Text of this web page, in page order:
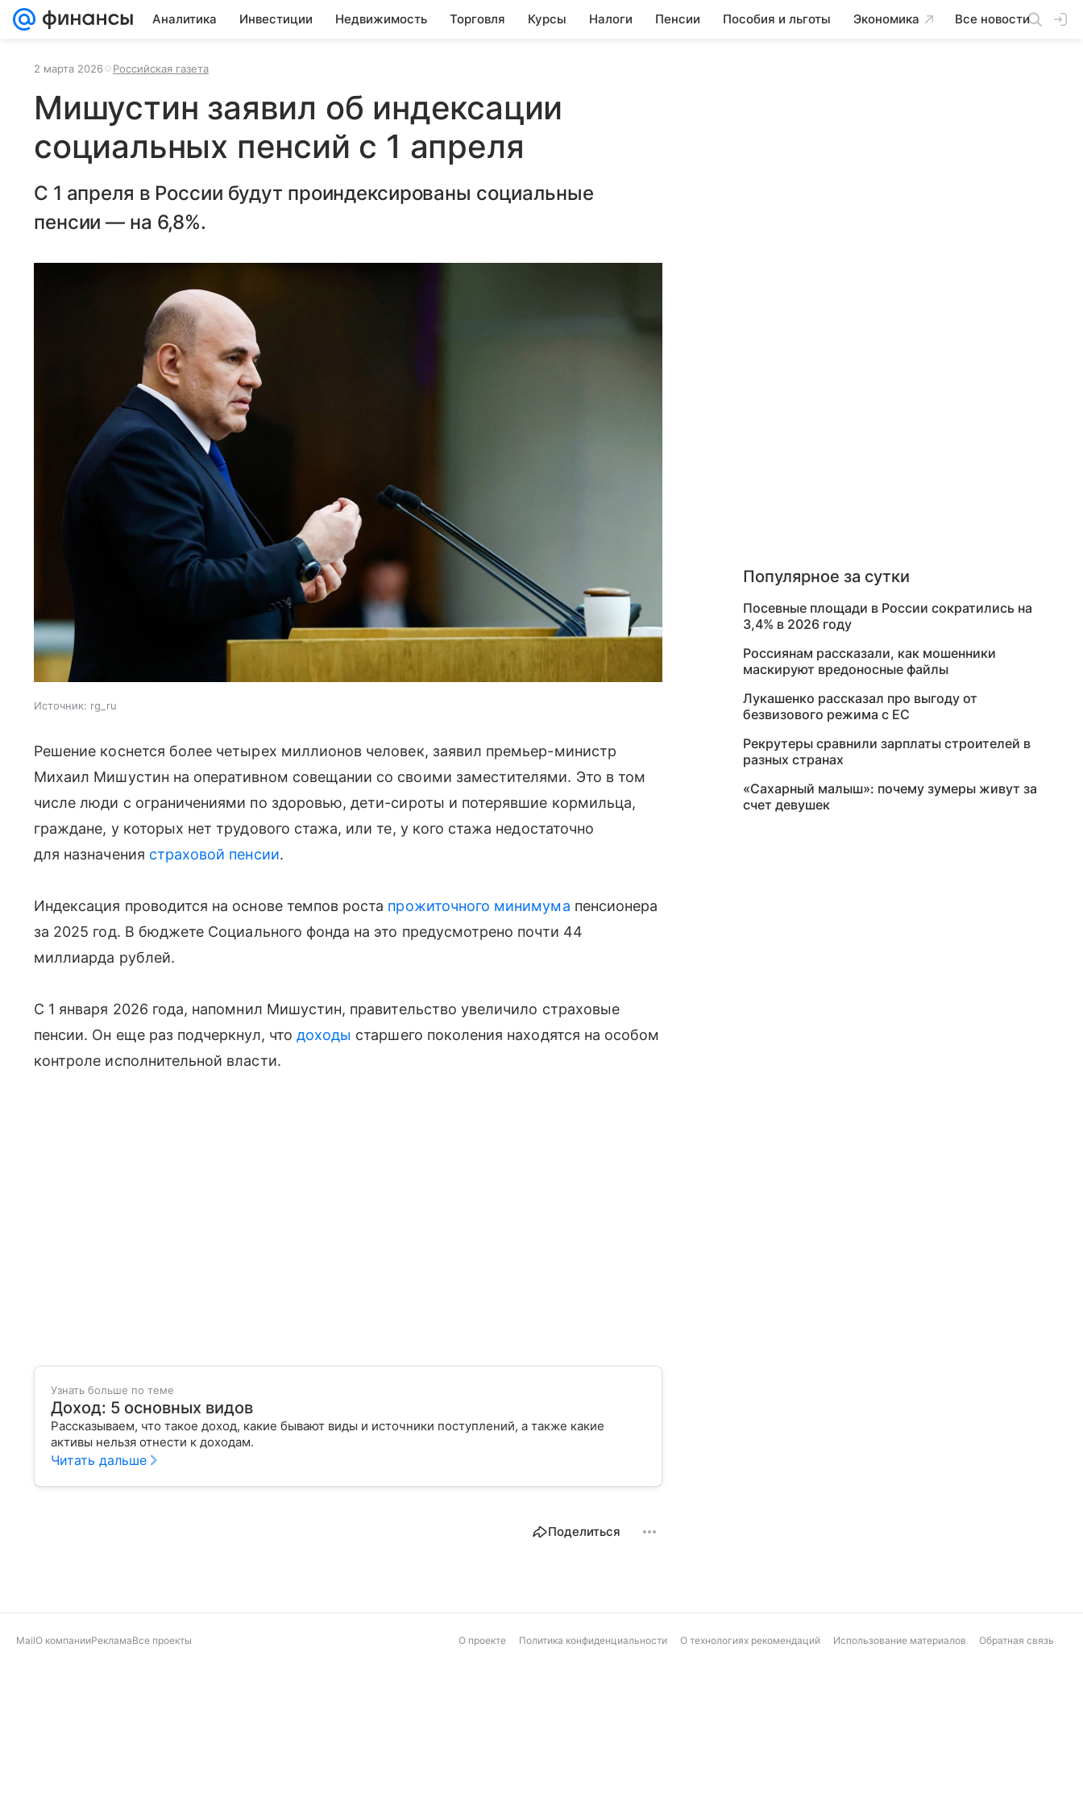
Аналитика Инвестиции Недвижимость Торговля Курсы Налоги Пенсии Пособия и льготы Экономика Все новости
2 марта 2026 Российская газета
Мишустин заявил об индексации
социальных пенсий с 1 апреля
С 1 апреля в России будут проиндексированы социальные
пенсии — на 6,8%.
Источник: rg_ru
Решение коснется более четырех миллионов человек, заявил премьер-министр
Михаил Мишустин на оперативном совещании со своими заместителями. Это в том
числе люди с ограничениями по здоровью, дети-сироты и потерявшие кормильца,
граждане, у которых нет трудового стажа, или те, у кого стажа недостаточно
для назначения страховой пенсии.
Индексация проводится на основе темпов роста прожиточного минимума пенсионера
за 2025 год. В бюджете Социального фонда на это предусмотрено почти 44
миллиарда рублей.
С 1 января 2026 года, напомнил Мишустин, правительство увеличило страховые
пенсии. Он еще раз подчеркнул, что доходы старшего поколения находятся на особом
контроле исполнительной власти.
Узнать больше по теме
Доход: 5 основных видов
Рассказываем, что такое доход, какие бывают виды и источники поступлений, а также какие
активы нельзя отнести к доходам.
Читать дальше
Поделиться
Популярное за сутки
Посевные площади в России сократились на
3,4% в 2026 году
Россиянам рассказали, как мошенники
маскируют вредоносные файлы
Лукашенко рассказал про выгоду от
безвизового режима с ЕС
Рекрутеры сравнили зарплаты строителей в
разных странах
«Сахарный малыш»: почему зумеры живут за
счет девушек
MailО компанииРекламаВсе проекты О проекте Политика конфиденциальности О технологиях рекомендаций Использование материалов Обратная связь